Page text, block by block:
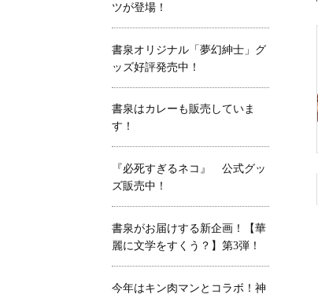
ツが登場！
書泉オリジナル「夢幻紳士」グ
ッズ好評発売中！
書泉はカレーも販売していま
す！
『必死すぎるネコ』 公式グッ
ズ販売中！
書泉がお届けする新企画！【華
麗に文学をすくう？】第3弾！
今年はキン肉マンとコラボ！神